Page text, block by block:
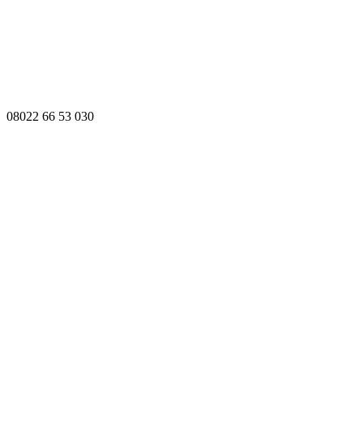
08022 66 53 030